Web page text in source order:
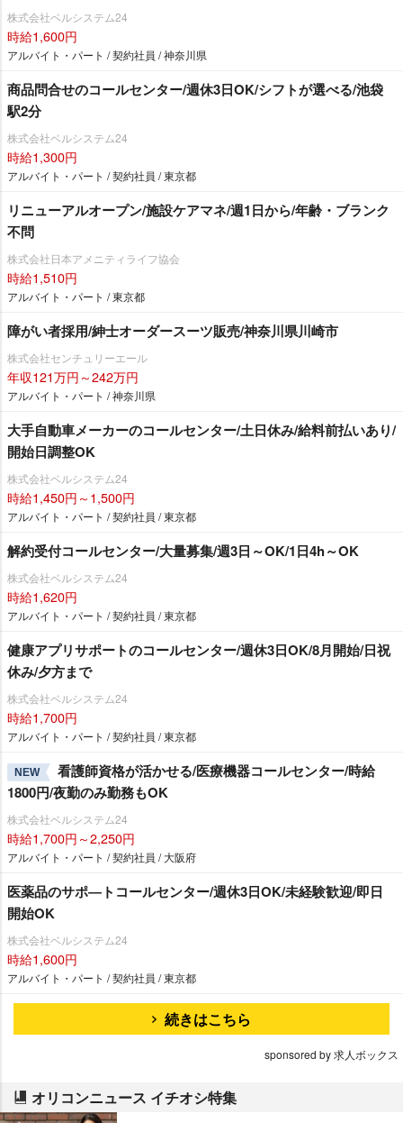
株式会社ベルシステム24
時給1,600円
アルバイト・パート / 契約社員 / 神奈川県
商品問合せのコールセンター/週休3日OK/シフトが選べる/池袋
駅2分
株式会社ベルシステム24
時給1,300円
アルバイト・パート / 契約社員 / 東京都
リニューアルオープン/施設ケアマネ/週1日から/年齢・ブランク
不問
株式会社日本アメニティライフ協会
時給1,510円
アルバイト・パート / 東京都
障がい者採用/紳士オーダースーツ販売/神奈川県川崎市
株式会社センチュリーエール
年収121万円～242万円
アルバイト・パート / 神奈川県
大手自動車メーカーのコールセンター/土日休み/給料前払いあり/
開始日調整OK
株式会社ベルシステム24
時給1,450円～1,500円
アルバイト・パート / 契約社員 / 東京都
解約受付コールセンター/大量募集/週3日～OK/1日4h～OK
株式会社ベルシステム24
時給1,620円
アルバイト・パート / 契約社員 / 東京都
健康アプリサポートのコールセンター/週休3日OK/8月開始/日祝
休み/夕方まで
株式会社ベルシステム24
時給1,700円
アルバイト・パート / 契約社員 / 東京都
NEW
看護師資格が活かせる/医療機器コールセンター/時給
1800円/夜勤のみ勤務もOK
株式会社ベルシステム24
時給1,700円～2,250円
アルバイト・パート / 契約社員 / 大阪府
医薬品のサポ―トコールセンター/週休3日OK/未経験歓迎/即日
開始OK
株式会社ベルシステム24
時給1,600円
アルバイト・パート / 契約社員 / 東京都
続きはこちら
sponsored by 求人ボックス
オリコンニュース イチオシ特集